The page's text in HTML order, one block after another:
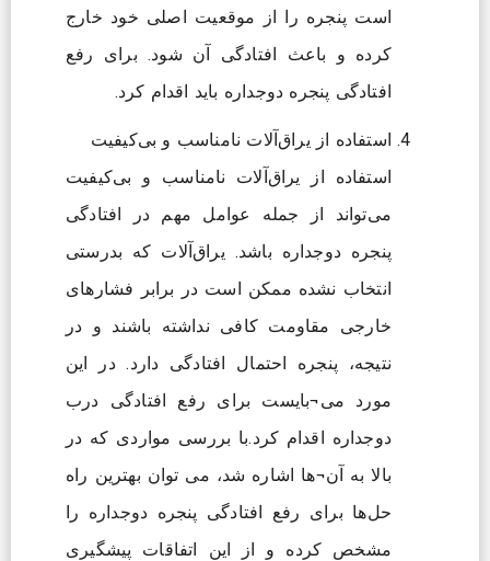
است پنجره را از موقعیت اصلی خود خارج
کرده و باعث افتادگی آن شود. برای رفع
افتادگی پنجره دوجداره باید اقدام کرد.
استفاده از یراق‌آلات نامناسب و بی‌کیفیت
استفاده از یراق‌آلات نامناسب و بی‌کیفیت
می‌تواند از جمله عوامل مهم در افتادگی
پنجره دوجداره باشد. یراق‌آلات که بدرستی
انتخاب نشده ممکن است در برابر فشارهای
خارجی مقاومت کافی نداشته باشند و در
نتیجه، پنجره احتمال افتادگی دارد. در این
مورد می¬بایست برای رفع افتادگی درب
دوجداره اقدام کرد.با بررسی مواردی که در
بالا به آن¬ها اشاره شد، می توان بهترین راه
حل‌ها برای رفع افتادگی پنجره دوجداره را
مشخص کرده و از این اتفاقات پیشگیری